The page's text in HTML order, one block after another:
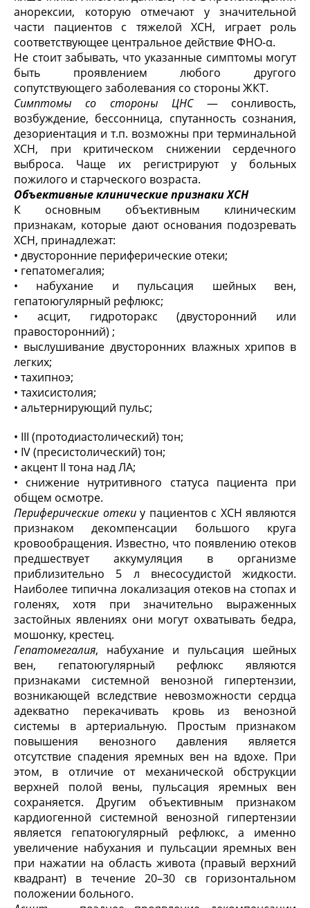
анорексии, которую отмечают у значительной
части пациентов с тяжелой ХСН, играет роль
соответствующее центральное действие ФНО-α.
Не стоит забывать, что указанные симптомы могут
быть проявлением любого другого
сопутствующего заболевания со стороны ЖКТ.
Симптомы со стороны ЦНС— сонливость,
возбуждение, бессонница, спутанность сознания,
дезориентация и т.п. возможны при терминальной
ХСН, при критическом снижении сердечного
выброса. Чаще их регистрируют у больных
пожилого и старческого возраста.
Объективные клинические признаки ХСН
К основным объективным клиническим
признакам, которые дают основания подозревать
ХСН, принадлежат:
• двусторонние периферические отеки;
• гепатомегалия;
• набухание и пульсация шейных вен,
гепатоюгулярный рефлюкс;
• асцит, гидроторакс (двусторонний или
правосторонний) ;
• выслушивание двусторонних влажных хрипов в
легких;
• тахипноэ;
• тахисистолия;
• альтернирующий пульс;
• III (протодиастолический) тон;
• IV (пресистолический) тон;
• акцент II тона над ЛА;
• снижение нутритивного статуса пациента при
общем осмотре.
Периферические отеки у пациентов с ХСН являются
признаком декомпенсации большого круга
кровообращения. Известно, что появлению отеков
предшествует аккумуляция в организме
приблизительно 5 л внесосудистой жидкости.
Наиболее типична локализация отеков на стопах и
голенях, хотя при значительно выраженных
застойных явлениях они могут охватывать бедра,
мошонку, крестец.
Гепатомегалия, набухание и пульсация шейных
вен, гепатоюгулярный рефлюкс являются
признаками системной венозной гипертензии,
возникающей вследствие невозможности сердца
адекватно перекачивать кровь из венозной
системы в артериальную. Простым признаком
повышения венозного давления является
отсутствие спадения яремных вен на вдохе. При
этом, в отличие от механической обструкции
верхней полой вены, пульсация яремных вен
сохраняется. Другим объективным признаком
кардиогенной системной венозной гипертензии
является гепатоюгулярный рефлюкс, а именно
увеличение набухания и пульсации яремных вен
при нажатии на область живота (правый верхний
квадрант) в течение 20–30 св горизонтальном
положении больного.